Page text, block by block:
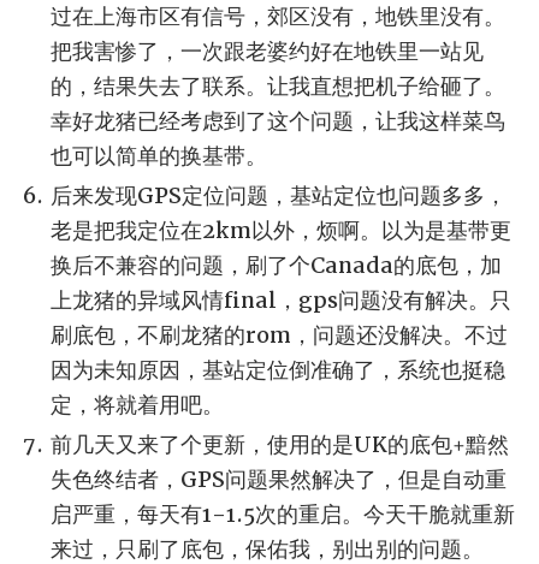
过在上海市区有信号，郊区没有，地铁里没有。
把我害惨了，一次跟老婆约好在地铁里一站见
的，结果失去了联系。让我直想把机子给砸了。
幸好龙猪已经考虑到了这个问题，让我这样菜鸟
也可以简单的换基带。
后来发现GPS定位问题，基站定位也问题多多，
老是把我定位在2km以外，烦啊。以为是基带更
换后不兼容的问题，刷了个Canada的底包，加
上龙猪的异域风情final，gps问题没有解决。只
刷底包，不刷龙猪的rom，问题还没解决。不过
因为未知原因，基站定位倒准确了，系统也挺稳
定，将就着用吧。
前几天又来了个更新，使用的是UK的底包+黯然
失色终结者，GPS问题果然解决了，但是自动重
启严重，每天有1-1.5次的重启。今天干脆就重新
来过，只刷了底包，保佑我，别出别的问题。